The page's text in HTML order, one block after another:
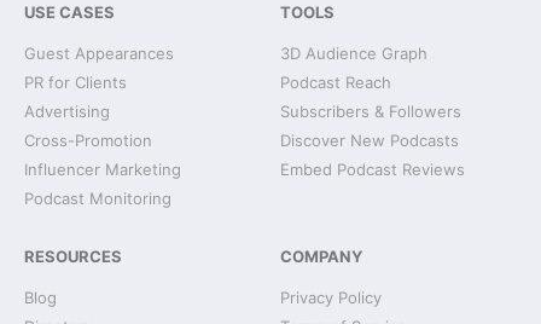
USE CASES
Guest Appearances
PR for Clients
Advertising
Cross-Promotion
Influencer Marketing
Podcast Monitoring
TOOLS
3D Audience Graph
Podcast Reach
Subscribers & Followers
Discover New Podcasts
Embed Podcast Reviews
RESOURCES
Blog
COMPANY
Privacy Policy